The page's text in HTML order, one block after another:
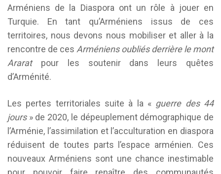
Arméniens de la Diaspora ont un rôle à jouer en
Turquie. En tant qu’Arméniens issus de ces
territoires, nous devons nous mobiliser et aller à la
rencontre de ces Arméniens oubliés derrière le mont
Araratpour les soutenir dans leurs quêtes
d’Arménité.
Les pertes territoriales suite à la « guerre des 44
jours» de 2020, le dépeuplement démographique de
l’Arménie, l’assimilation et l’acculturation en diaspora
réduisent de toutes parts l’espace arménien. Ces
nouveaux Arméniens sont une chance inestimable